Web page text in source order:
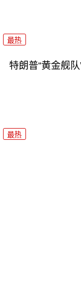
最热
特朗普“黄金舰
最热